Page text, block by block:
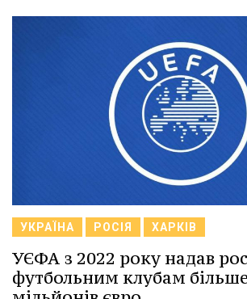
УКРАЇНА РОСІЯ ХАРКІВ
УЄФА з 2022 року надав
футбольним клубам